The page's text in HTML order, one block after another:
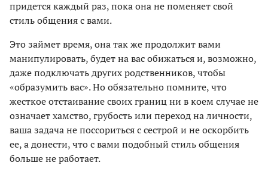
придется каждый раз, пока она не поменяет свой
стиль общения с вами.
Это займет время, она так же продолжит вами
манипулировать, будет на вас обижаться и, возможно,
даже подключать других родственников, чтобы
«образумить вас». Но обязательно помните, что
жесткое отстаивание своих границ ни в коем случае не
означает хамство, грубость или переход на личности,
ваша задача не поссориться с сестрой и не оскорбить
ее, а донести, что с вами подобный стиль общения
больше не работает.